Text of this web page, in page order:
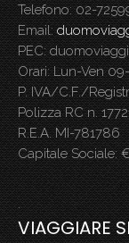
Telefono: 02-
Email:
PEC:
Orari: Lun-Ven
P. IVA/C.F./
Polizza RC n.
R.E.A. MI-781786
Capitale Sociale:
.
VIAGGIARE